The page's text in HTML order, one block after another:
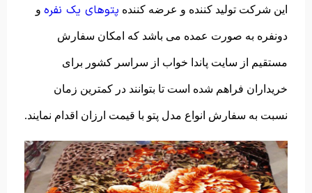
این شرکت تولید کننده و عرضه کننده پتوهای یک نفره و
دونفره به صورت عمده می باشد که امکان سفارش
مستقیم از سایت پاندا خواب از سراسر کشور برای
خریداران فراهم شده است تا بتوانند در کمترین زمان
نسبت به سفارش انواع مدل پتو با قیمت ارزان اقدام نمایند.